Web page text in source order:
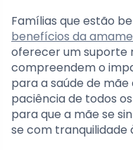
Famílias que estão
benefícios da
oferecer um suporte
compreendem o
para a saúde de
paciência de todos
para que a mãe se
se com tranquilidade